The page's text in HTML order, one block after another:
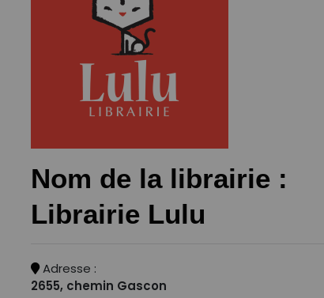
Nom de la librairie :
Librairie Lulu
Adresse :
2655, chemin Gascon